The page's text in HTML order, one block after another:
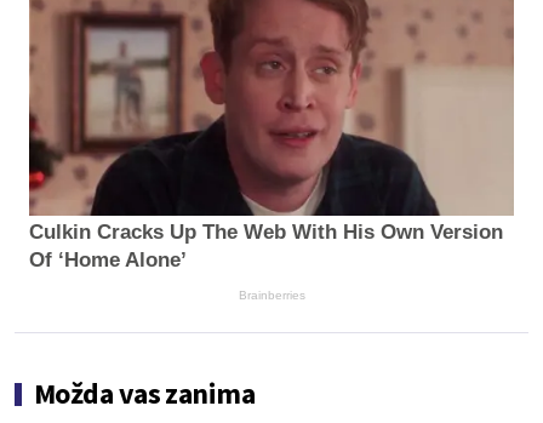
Culkin Cracks Up The Web With His Own Version
Of ‘Home Alone’
Brainberries
Možda vas zanima